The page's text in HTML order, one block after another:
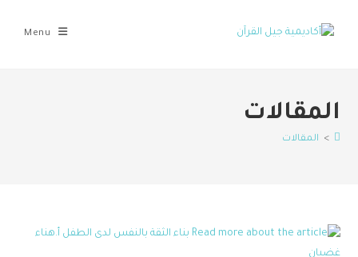
Menu
المقالات
> المقالات